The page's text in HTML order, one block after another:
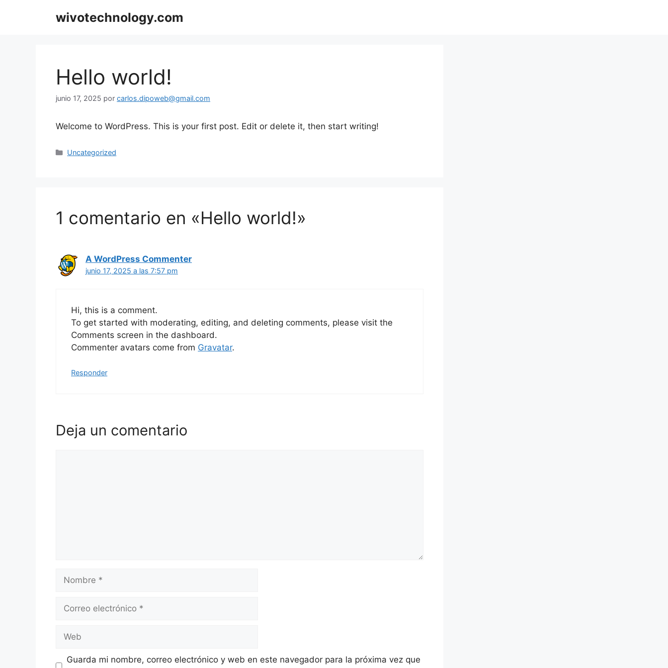
wivotechnology.com
Hello world!
junio 17, 2025 por carlos.dipoweb@gmail.com
Welcome to WordPress. This is your first post. Edit or delete it, then start writing!
Categorías
Uncategorized
1 comentario en «Hello world!»
A WordPress Commenter
junio 17, 2025 a las 7:57 pm
Hi, this is a comment.
To get started with moderating, editing, and deleting comments, please visit the
Comments screen in the dashboard.
Commenter avatars come from Gravatar.
Responder
Deja un comentario
electrónico
Guarda mi nombre, correo electrónico y web en este navegador para la próxima vez que